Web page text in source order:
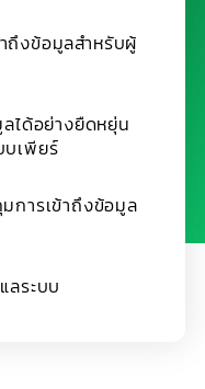
ถึงข้อมูลสำหรับผู้
ลได้อย่างยืดหยุ่น
เพียร์
การเข้าถึงข้อมูล
ลระบบ